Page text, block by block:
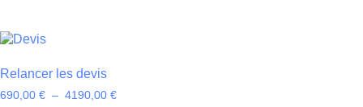
Relancer les devis
690,00 € – 4190,00 €